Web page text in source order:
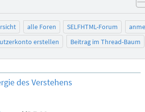
alle Foren SELFHTML-Forum
erstellen
Beitrag im Thread-Baum
des Verstehens